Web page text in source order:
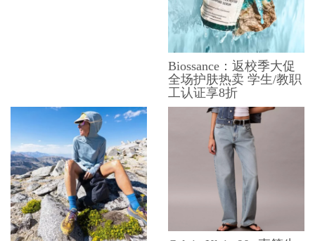
Biossance：返校季大促
全场护肤热卖 学生/教职
工认证享8折